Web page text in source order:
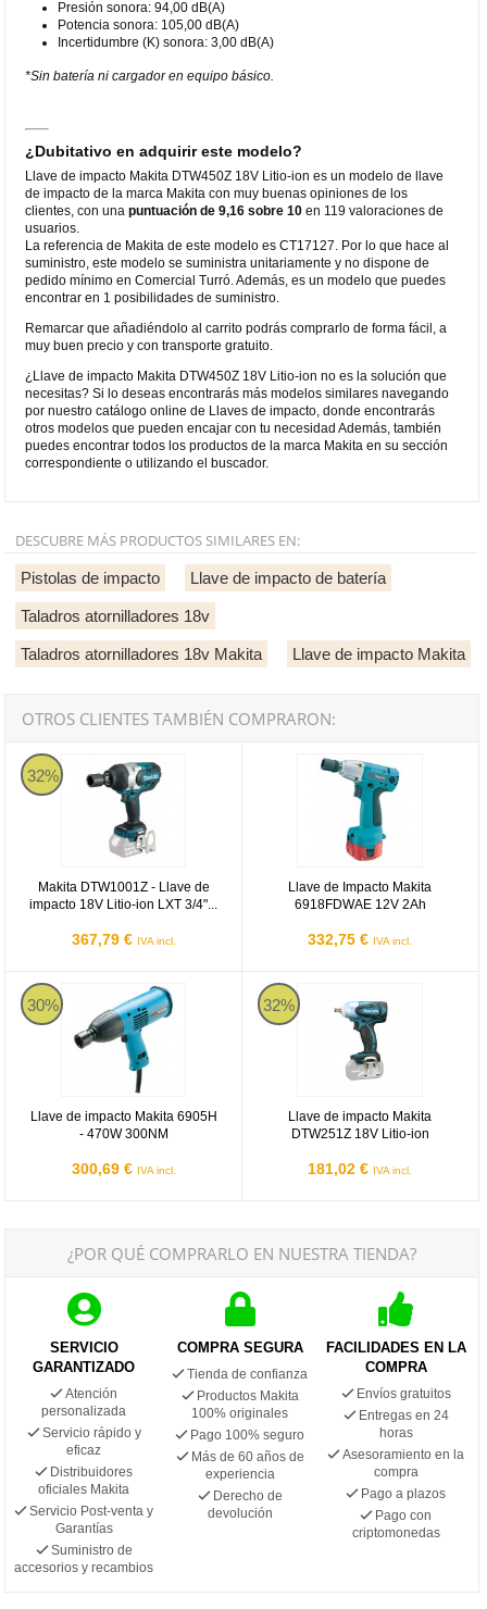
Presión sonora: 94,00 dB(A)
Potencia sonora: 105,00 dB(A)
Incertidumbre (K) sonora: 3,00 dB(A)
*Sin batería ni cargador en equipo básico.
¿Dubitativo en adquirir este modelo?
Llave de impacto Makita DTW450Z 18V Litio-ion es un modelo de llave
de impacto de la marca Makita con muy buenas opiniones de los
clientes, con unapuntuación de 9,16 sobre 10 en 119 valoraciones de
usuarios.
La referencia de Makita de este modelo es CT17127. Por lo que hace al
suministro, este modelo se suministra unitariamente y no dispone de
pedido mínimo en Comercial Turró. Además, es un modelo que puedes
encontrar en 1 posibilidades de suministro.
Remarcar que añadiéndolo al carrito podrás comprarlo de forma fácil, a
muy buen precio y con transporte gratuito.
¿Llave de impacto Makita DTW450Z 18V Litio-ion no es la solución que
necesitas? Si lo deseas encontrarás más modelos similares navegando
por nuestro catálogo online de Llaves de impacto, donde encontrarás
otros modelos que pueden encajar con tu necesidad Además, también
puedes encontrar todos los productos de la marca Makita en su sección
correspondiente o utilizando el buscador.
DESCUBRE MÁS PRODUCTOS SIMILARES EN:
Pistolas de impacto Llave de impacto de batería
Taladros atornilladores 18v
Taladros atornilladores 18v Makita Llave de impacto Makita
OTROS CLIENTES TAMBIÉN COMPRARON:
32%
Makita DTW1001Z - Llave de
impacto 18V Litio-ion LXT 3/4"...
367,79 € IVA incl.
Makita DTW1001Z - Llave de impacto 18V Litio-ion LXT 3/4"
Llave de Impacto Makita
6918FDWAE 12V 2Ah
332,75 € IVA incl.
Llave de Impacto Makita
30%
Llave de impacto Makita 6905H
- 470W 300NM
300,69 € IVA incl.
Llave de impacto Makita 6905H - 470W 300NM
32%
Llave de impacto Makita
DTW251Z 18V Litio-ion
181,02 € IVA incl.
Llave de impacto Makita
¿POR QUÉ COMPRARLO EN NUESTRA TIENDA?
SERVICIO
GARANTIZADO
Atención
personalizada
Servicio rápido y
eficaz
Distribuidores
oficiales Makita
Servicio Post-venta y
Garantías
Suministro de
accesorios y recambios
COMPRA SEGURA
Tienda de confianza
Productos Makita
100% originales
Pago 100% seguro
Más de 60 años de
experiencia
Derecho de
devolución
FACILIDADES EN LA
COMPRA
Envíos gratuitos
Entregas en 24
horas
Asesoramiento en la
compra
Pago a plazos
Pago con
criptomonedas